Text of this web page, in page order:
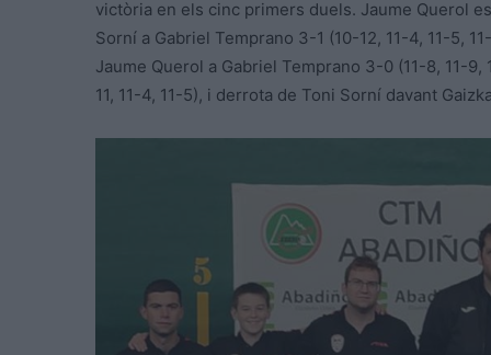
victòria en els cinc primers duels. Jaume Querol
Sorní a Gabriel Temprano 3-1 (10-12, 11-4, 11-5,
Jaume Querol a Gabriel Temprano 3-0 (11-8, 11-
11, 11-4, 11-5), i derrota de Toni Sorní davant